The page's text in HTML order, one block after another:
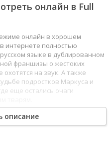
онлайн в Full
онлайн в хорошем
интернете полностью
языке в дублированном
франшизы о жестоких
на звук. А также
подростков Маркуса и
еще остались очаги
описание